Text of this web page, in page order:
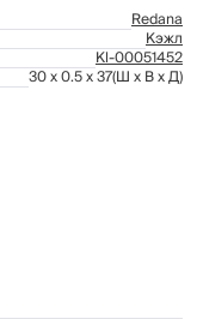
Redana
Кэжл
Kl-00051452
30 x 0.5 x 37(Ш x В x Д)